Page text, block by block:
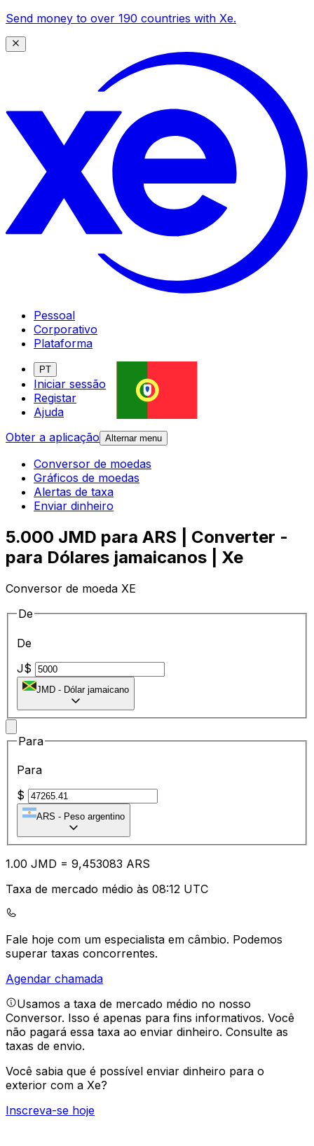
Send money to over 190 countries with Xe.
Pessoal
Corporativo
Plataforma
PT
Iniciar sessão
Registar
Ajuda
Obter a aplicação Alternar menu
Conversor de moedas
Gráficos de moedas
Alertas de taxa
Enviar dinheiro
5.000 JMD para ARS | Converter -
para Dólares jamaicanos | Xe
Conversor de moeda XE
De
De
J$
JMD - Dólar jamaicano
Para
Para
$
ARS - Peso argentino
1.00 JMD = 9,453083 ARS
Taxa de mercado médio às 08:12 UTC
Fale hoje com um especialista em câmbio. Podemos
superar taxas concorrentes.
Agendar chamada
Usamos a taxa de mercado médio no nosso
Conversor. Isso é apenas para fins informativos. Você
não pagará essa taxa ao enviar dinheiro. Consulte as
taxas de envio.
Você sabia que é possível enviar dinheiro para o
exterior com a Xe?
Inscreva-se hoje